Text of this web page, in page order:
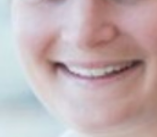
1 min lesing
Jan Christian - ny partner